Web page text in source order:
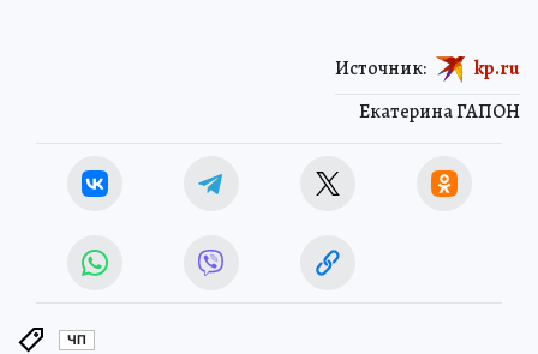
Екатерина ГАПОН
Источник: kp.ru
ЧП